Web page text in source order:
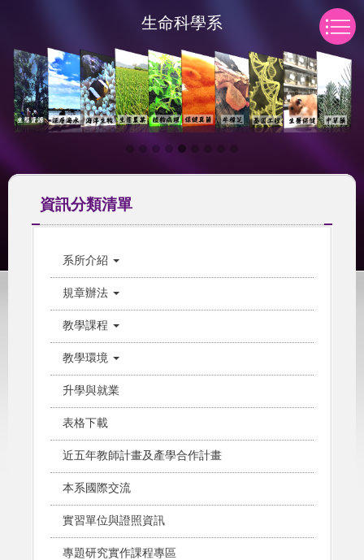
要
內
容
區
生命科學系
資訊分類清單
系所介紹
規章辦法
教學課程
教學環境
升學與就業
表格下載
近五年教師計畫及產學合作計畫
本系國際交流
實習單位與證照資訊
專題研究實作課程專區